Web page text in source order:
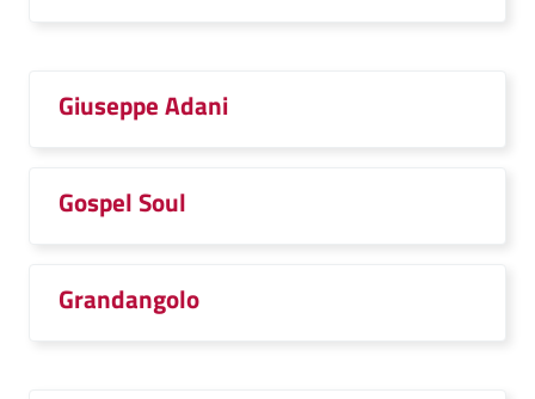
Giuseppe Adani
Gospel Soul
Grandangolo